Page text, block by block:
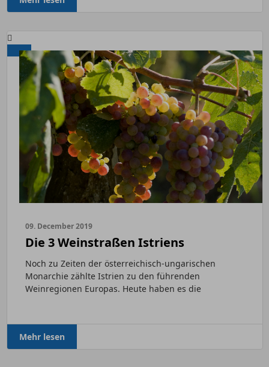
09. December 2019
Die 3 Weinstraßen Istriens
Noch zu Zeiten der österreichisch-ungarischen
Monarchie zählte Istrien zu den führenden
Weinregionen Europas. Heute haben es die
Mehr lesen